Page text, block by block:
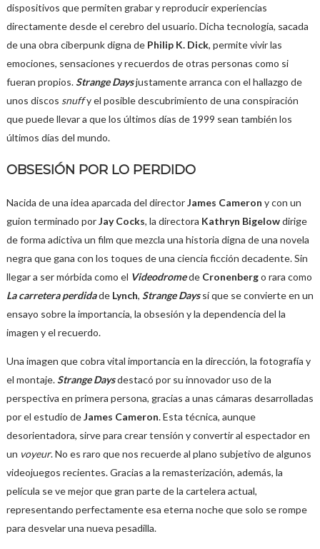
dispositivos que permiten grabar y reproducir experiencias
directamente desde el cerebro del usuario. Dicha tecnología, sacada
de una obra ciberpunk digna de Philip K. Dick, permite vivir las
emociones, sensaciones y recuerdos de otras personas como si
fueran propios.Strange Daysjustamente arranca con el hallazgo de
unos discos snuffy el posible descubrimiento de una conspiración
que puede llevar a que los últimos días de 1999 sean también los
últimos días del mundo.
OBSESIÓN POR LO PERDIDO
Nacida de una idea aparcada del directorJames Cameron y con un
guion terminado porJay Cocks, la directora Kathryn Bigelowdirige
de forma adictiva un film que mezcla una historia digna de una novela
negra que gana con los toques de una ciencia ficción decadente. Sin
llegar a ser mórbida como el Videodromede Cronenbergo rara como
La carretera perdidade Lynch, Strange Dayssí que se convierte en un
ensayo sobre la importancia, la obsesión y la dependencia del la
imagen y el recuerdo.
Una imagen que cobra vital importancia en la dirección, la fotografía y
el montaje.Strange Daysdestacó por su innovador uso de la
perspectiva en primera persona, gracias a unas cámaras desarrolladas
por el estudio deJames Cameron. Esta técnica, aunque
desorientadora, sirve para crear tensión y convertir al espectador en
un voyeur. No es raro que nos recuerde al plano subjetivo de algunos
videojuegos recientes. Gracias a la remasterización, además, la
película se ve mejor que gran parte de la cartelera actual,
representando perfectamente esa eterna noche que solo se rompe
para desvelar una nueva pesadilla.